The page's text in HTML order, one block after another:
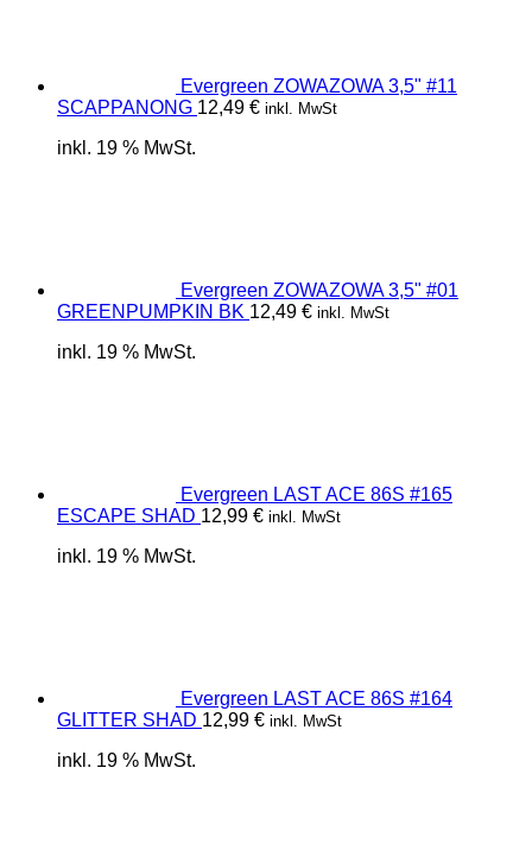
Evergreen ZOWAZOWA 3,5" #11
SCAPPANONG 12,49 € inkl. MwSt
inkl. 19 % MwSt.
Evergreen ZOWAZOWA 3,5" #01
GREENPUMPKIN BK 12,49 € inkl. MwSt
inkl. 19 % MwSt.
Evergreen LAST ACE 86S #165
ESCAPE SHAD 12,99 € inkl. MwSt
inkl. 19 % MwSt.
Evergreen LAST ACE 86S #164
GLITTER SHAD 12,99 € inkl. MwSt
inkl. 19 % MwSt.